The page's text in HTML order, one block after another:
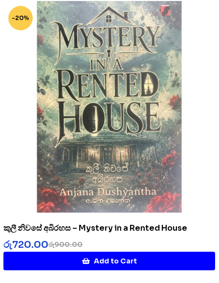
-20%
කුලී නිවසේ අබිරහස – Mystery in a Rented House
රු900.00
රු720.00
Add to Cart